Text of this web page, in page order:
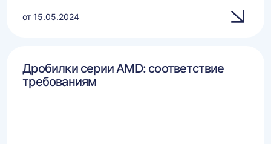
от 15.05.2024
Дробилки серии AMD: соответствие
требованиям